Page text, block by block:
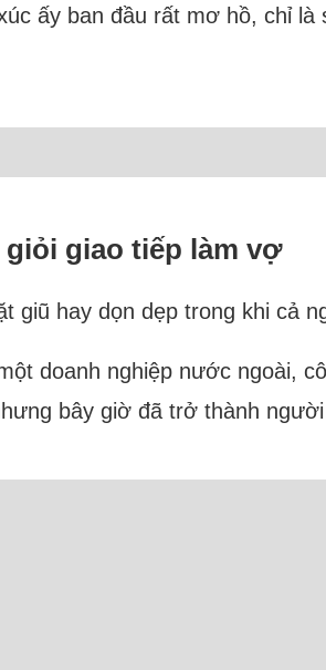
ấy ban đầu rất mơ hồ, chỉ
giao tiếp làm vợ
giũ hay dọn dẹp trong khi cả
doanh nghiệp nước ngoài,
bây giờ đã trở thành